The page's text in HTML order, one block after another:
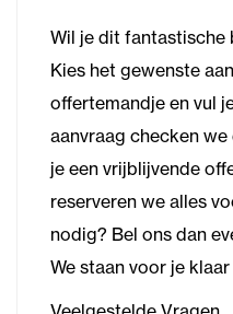
Wil je dit fantastische
Kies het gewenste
offertemandje en vul
aanvraag checken
je een vrijblijvende
reserveren we alles
nodig? Bel ons dan
We staan voor je